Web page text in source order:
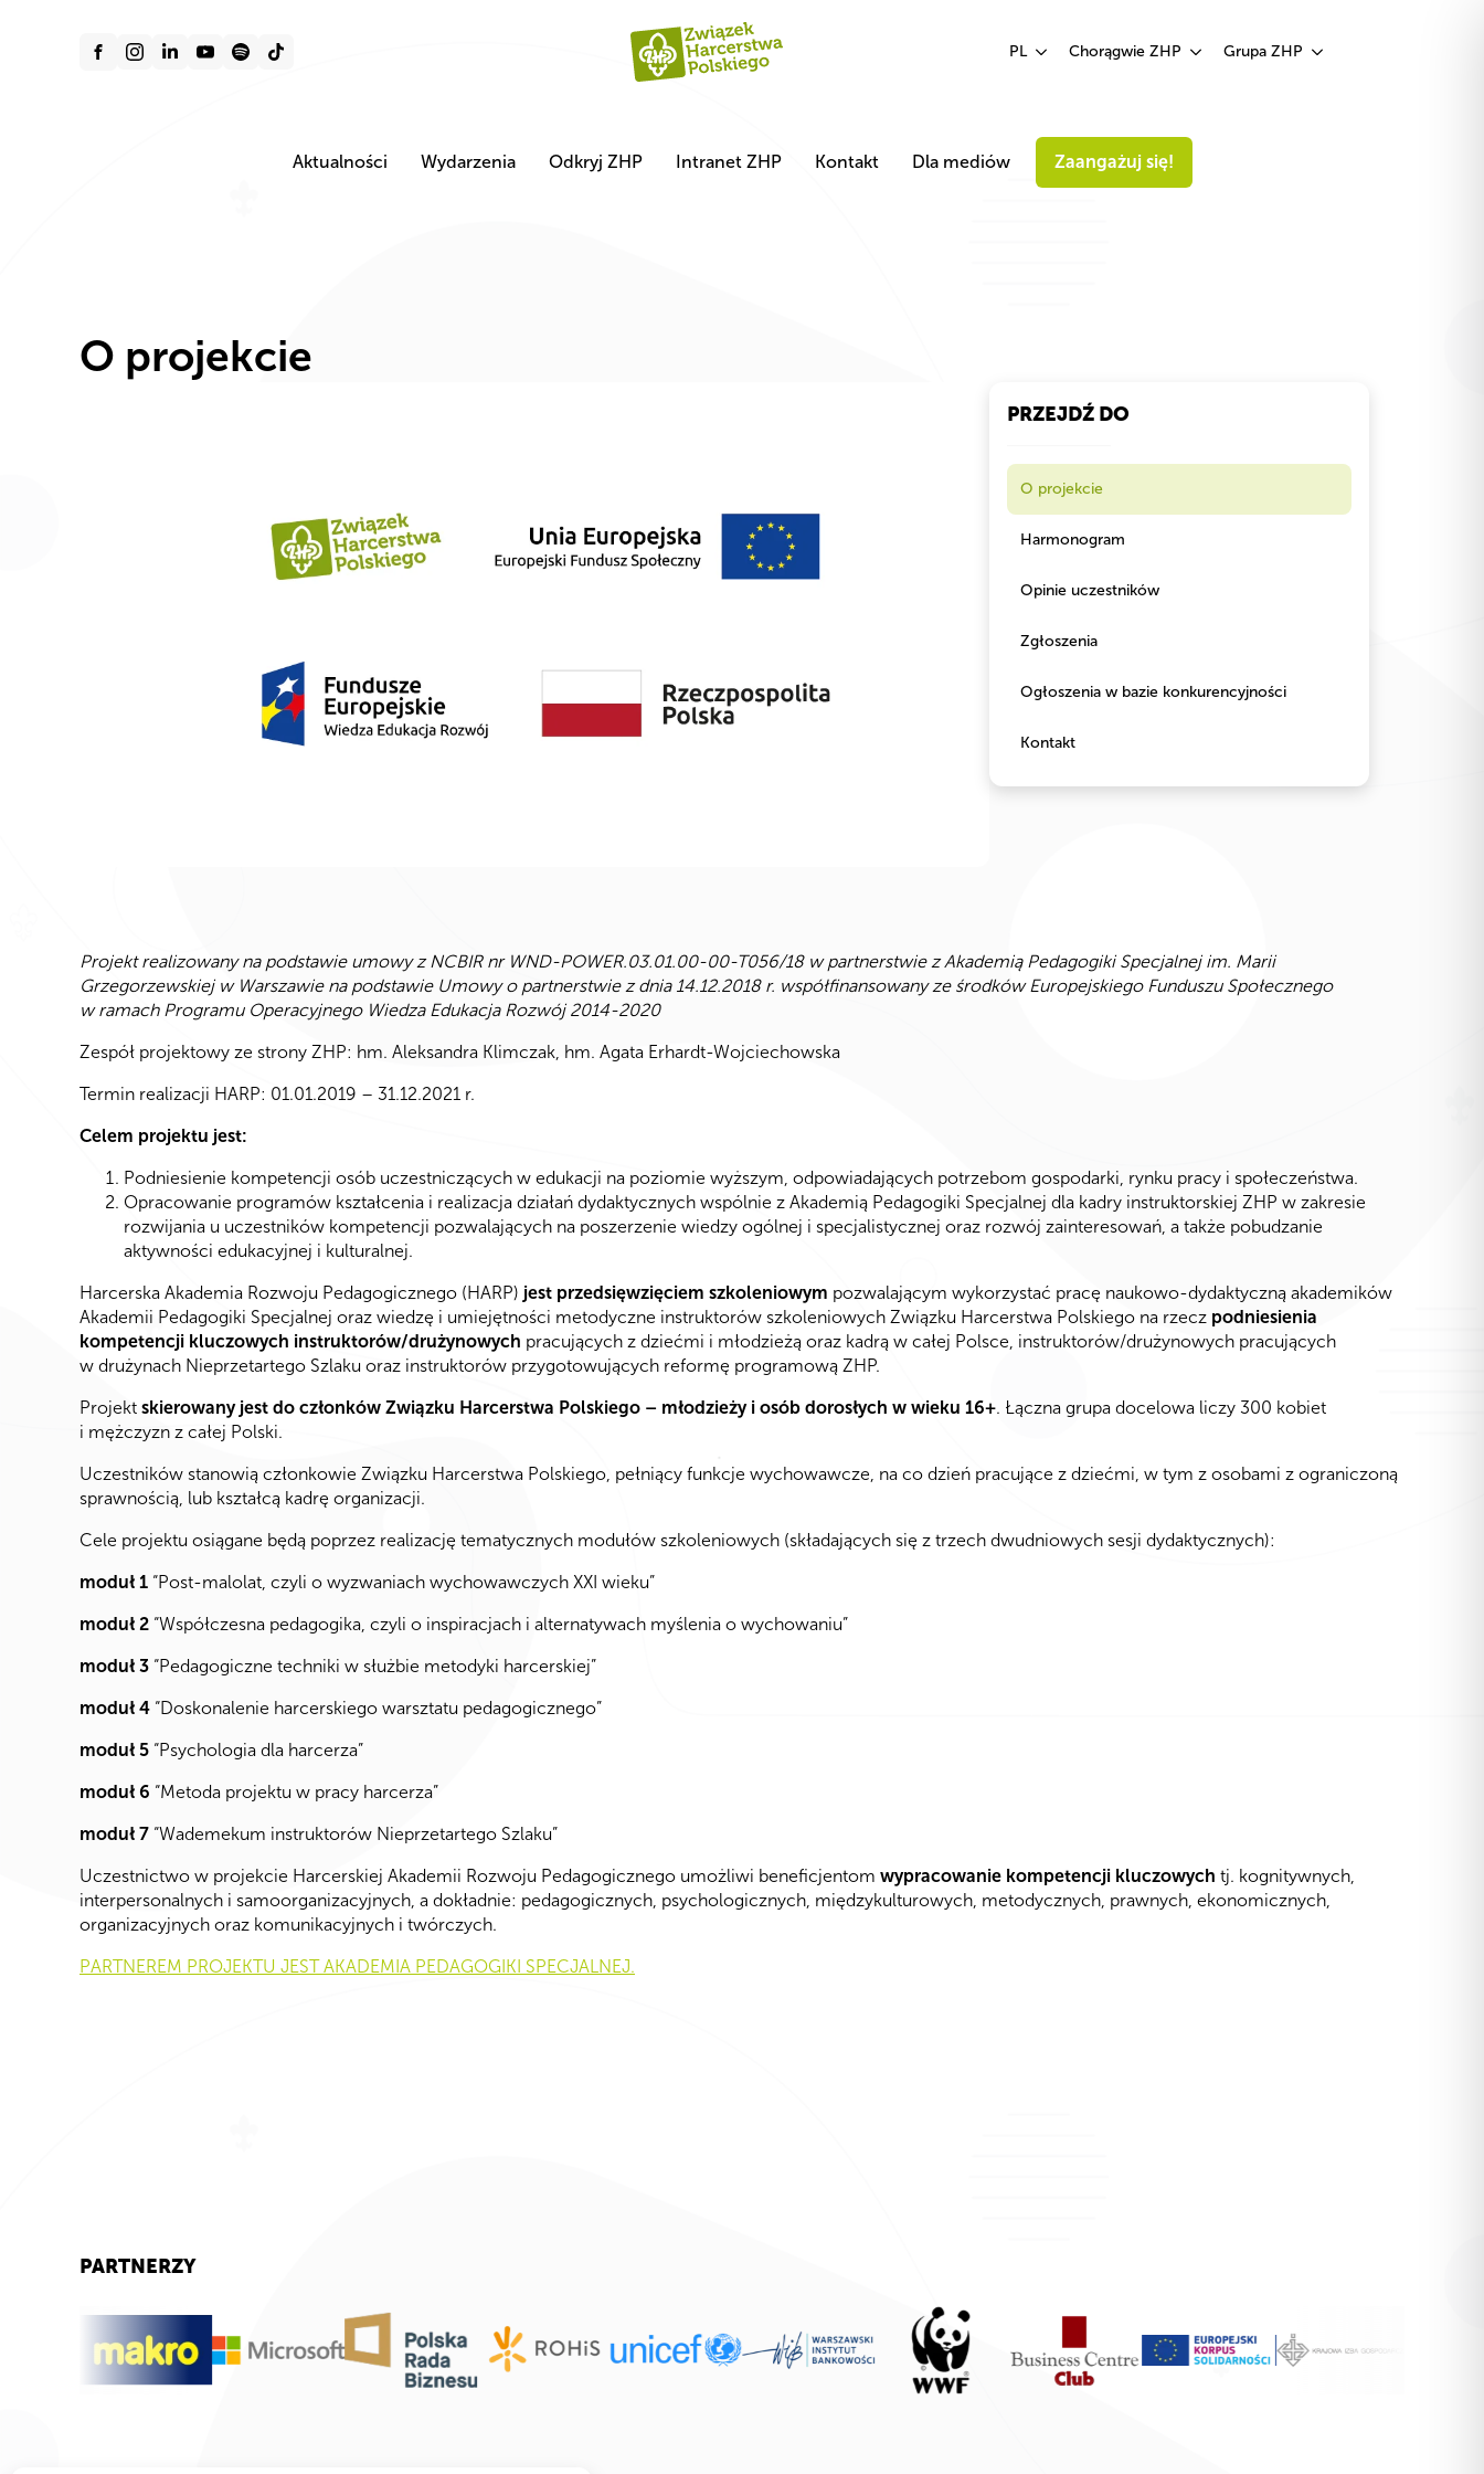
PL Chorągwie ZHP Grupa ZHP
Aktualności Wydarzenia Odkryj ZHP Intranet ZHP Kontakt Dla mediów Zaangażuj się!
O projekcie
PRZEJDŹ DO
O projekcie
Harmonogram
Opinie uczestników
Zgłoszenia
Ogłoszenia w bazie konkurencyjności
Kontakt
Projekt realizowany na podstawie umowy z NCBIR nr WND-POWER.03.01.00-00-T056/18 w partnerstwie z Akademią Pedagogiki Specjalnej im. Marii
Grzegorzewskiej w Warszawie na podstawie Umowy o partnerstwie z dnia 14.12.2018 r. współfinansowany ze środków Europejskiego Funduszu Społecznego
w ramach Programu Operacyjnego Wiedza Edukacja Rozwój 2014-2020
Zespół projektowy ze strony ZHP: hm. Aleksandra Klimczak, hm. Agata Erhardt-Wojciechowska
Termin realizacji HARP: 01.01.2019 – 31.12.2021 r.
Celem projektu jest:
Podniesienie kompetencji osób uczestniczących w edukacji na poziomie wyższym, odpowiadających potrzebom gospodarki, rynku pracy i społeczeństwa.
Opracowanie programów kształcenia i realizacja działań dydaktycznych wspólnie z Akademią Pedagogiki Specjalnej dla kadry instruktorskiej ZHP w zakresie
rozwijania u uczestników kompetencji pozwalających na poszerzenie wiedzy ogólnej i specjalistycznej oraz rozwój zainteresowań, a także pobudzanie
aktywności edukacyjnej i kulturalnej.
Harcerska Akademia Rozwoju Pedagogicznego (HARP) jest przedsięwzięciem szkoleniowym pozwalającym wykorzystać pracę naukowo-dydaktyczną akademików
Akademii Pedagogiki Specjalnej oraz wiedzę i umiejętności metodyczne instruktorów szkoleniowych Związku Harcerstwa Polskiego na rzecz podniesienia
kompetencji kluczowych instruktorów/drużynowych pracujących z dziećmi i młodzieżą oraz kadrą w całej Polsce, instruktorów/drużynowych pracujących
w drużynach Nieprzetartego Szlaku oraz instruktorów przygotowujących reformę programową ZHP.
Projekt skierowany jest do członków Związku Harcerstwa Polskiego – młodzieży i osób dorosłych w wieku 16+. Łączna grupa docelowa liczy 300 kobiet
i mężczyzn z całej Polski.
Uczestników stanowią członkowie Związku Harcerstwa Polskiego, pełniący funkcje wychowawcze, na co dzień pracujące z dziećmi, w tym z osobami z ograniczoną
sprawnością, lub kształcą kadrę organizacji.
Cele projektu osiągane będą poprzez realizację tematycznych modułów szkoleniowych (składających się z trzech dwudniowych sesji dydaktycznych):
moduł 1 “Post-malolat, czyli o wyzwaniach wychowawczych XXI wieku”
moduł 2 “Współczesna pedagogika, czyli o inspiracjach i alternatywach myślenia o wychowaniu”
moduł 3 “Pedagogiczne techniki w służbie metodyki harcerskiej”
moduł 4 “Doskonalenie harcerskiego warsztatu pedagogicznego”
moduł 5 “Psychologia dla harcerza”
moduł 6 “Metoda projektu w pracy harcerza”
moduł 7 “Wademekum instruktorów Nieprzetartego Szlaku”
Uczestnictwo w projekcie Harcerskiej Akademii Rozwoju Pedagogicznego umożliwi beneficjentom wypracowanie kompetencji kluczowych tj. kognitywnych,
interpersonalnych i samoorganizacyjnych, a dokładnie: pedagogicznych, psychologicznych, międzykulturowych, metodycznych, prawnych, ekonomicznych,
organizacyjnych oraz komunikacyjnych i twórczych.
PARTNEREM PROJEKTU JEST AKADEMIA PEDAGOGIKI SPECJALNEJ.
PARTNERZY